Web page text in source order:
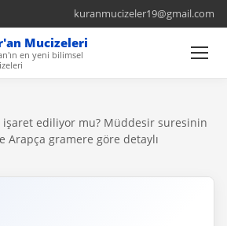
kuranmucizeler19@gmail.com
Mucizeleri
en yeni bilimsel
işaret ediliyor mu? Müddesir suresinin
Arapça gramere göre detaylı